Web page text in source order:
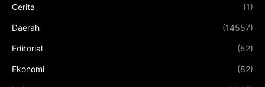
Cerita (1)
Daerah (14557)
Editorial (52)
Ekonomi (82)